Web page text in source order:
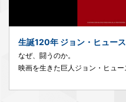
生誕120年 ジョン・ヒュー
なぜ、闘うのか。
映画を生きた巨人ジョン・ヒュ